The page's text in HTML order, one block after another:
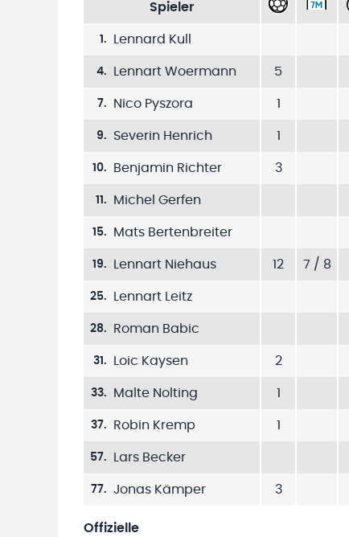
Spieler
1 . Lennard Kull
4. Lennart Woermann 5
7. Nico Pyszora 1
9. Severin Henrich 1
10. Benjamin Richter 3
11 . Michel Gerfen
15. Mats Bertenbreiter
19. Lennart Niehaus 12 7 / 8
25. Lennart Leitz
28. Roman Babic
31 . Loic Kaysen 2
33. Malte Nolting 1
37. Robin Kremp 1
57. Lars Becker
77. Jonas Kämper 3
Offizielle